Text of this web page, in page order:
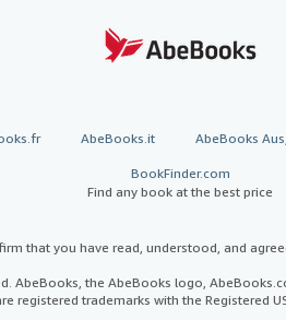
AbeBooks.it AbeBooks
BookFinder.com
Find any book at the best price
that you have read, understood, and
AbeBooks, the AbeBooks logo,
registered trademarks with the Registered